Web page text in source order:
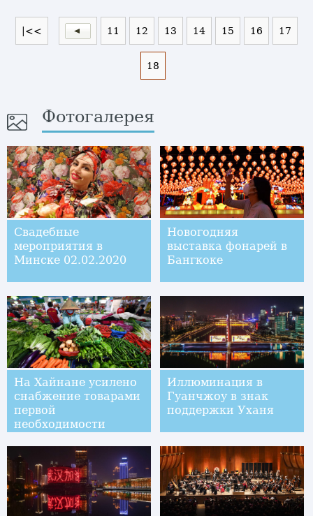
|<< 11 12 13 14 15 16 17
18
Фотогалерея
Свадебные
мероприятия в
Минске 02.02.2020
Новогодняя
выставка фонарей в
Бангкоке
На Хайнане усилено
снабжение товарами
первой
необходимости
Иллюминация в
Гуанчжоу в знак
поддержки Уханя